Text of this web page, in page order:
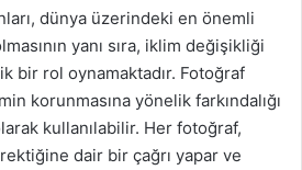
dünya üzerindeki en önemli
yanı sıra, iklim değişikliği
bir rol oynamaktadır. Fotoğraf
korunmasına yönelik farkındalığı
kullanılabilir. Her fotoğraf,
dair bir çağrı yapar ve